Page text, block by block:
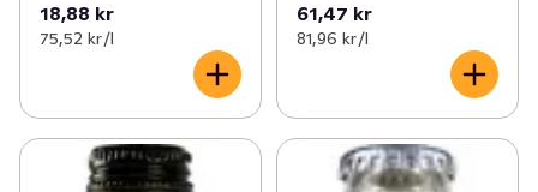
18,88 kr
75,52 kr /l
61,47 kr
81,96 kr /l